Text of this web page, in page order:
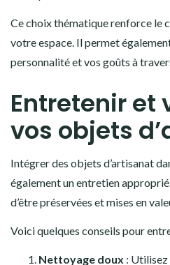
Ce choix thématique renforce le
votre espace. Il permet
personnalité et vos goûts à
Entretenir et
vos objets
Intégrer des objets d’artisanat
également un entretien
d’être préservées et mises en
Voici quelques conseils pour
Nettoyage doux :